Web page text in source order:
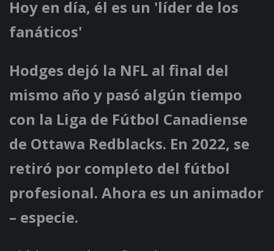
Hoy en día, él es un 'líder de los
fanáticos'
Hodges dejó la NFL al final del
mismo año y pasó algún tiempo
con la Liga de Fútbol Canadiense
de Ottawa Redblacks. En 2022, se
retiró por completo del fútbol
profesional. Ahora es un animador
– especie.